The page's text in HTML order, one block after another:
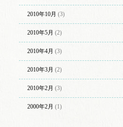
2010年10月 (3)
2010年5月 (2)
2010年4月 (3)
2010年3月 (2)
2010年2月 (3)
2000年2月 (1)